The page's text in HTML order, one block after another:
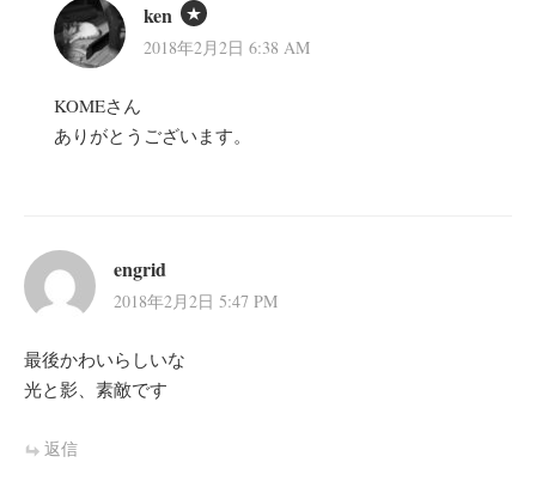
ken
2018年2月2日 6:38 AM
KOMEさん
ありがとうございます。
engrid
2018年2月2日 5:47 PM
最後かわいらしいな
光と影、素敵です
返信